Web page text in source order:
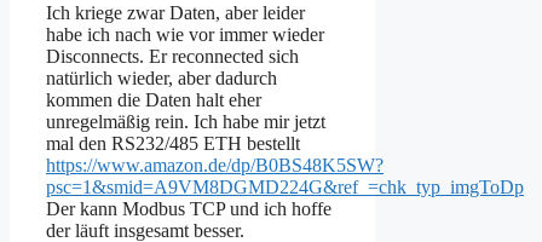
Ich kriege zwar Daten, aber leider
habe ich nach wie vor immer wieder
Disconnects. Er reconnected sich
natürlich wieder, aber dadurch
kommen die Daten halt eher
unregelmäßig rein. Ich habe mir jetzt
mal den RS232/485 ETH bestellt
https://www.amazon.de/dp/B0BS48K5SW?
psc=1&smid=A9VM8DGMD224G&ref_=chk_typ_imgToDp
Der kann Modbus TCP und ich hoffe
der läuft insgesamt besser.